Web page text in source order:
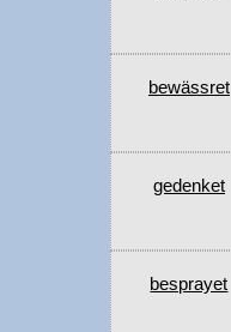
bewässret
gedenket
besprayet